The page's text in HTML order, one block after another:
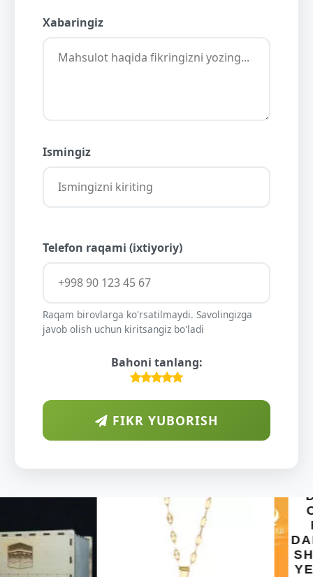
Xabaringiz
Ismingiz
Telefon raqami (ixtiyoriy)
Raqam birovlarga ko'rsatilmaydi. Savolingizga
javob olish uchun kiritsangiz bo'ladi
Bahoni tanlang:
FIKR YUBORISH
DIYORIDA
O'SUVCHI
KUNDUR
DARAXTINING
SHIFOBAXSH
YELIMI: AQL,